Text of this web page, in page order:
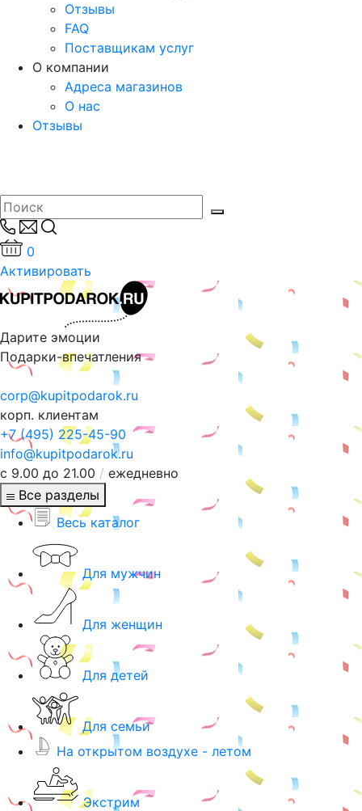
Отзывы
FAQ
Поставщикам услуг
О компании
Адреса магазинов
О нас
Отзывы
0
Активировать
Дарите эмоции
Подарки-впечатления
corp@kupitpodarok.ru
корп. клиентам
+7 (495) 225-45-90
info@kupitpodarok.ru
с 9.00 до 21.00 / ежедневно
Все разделы
Весь каталог
Для мужчин
Для женщин
Для детей
Для семьи
На открытом воздухе - летом
Экстрим